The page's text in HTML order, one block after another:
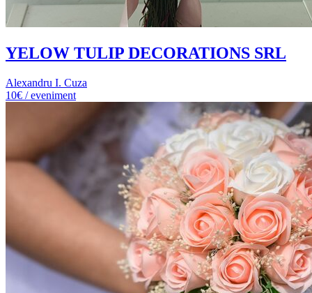
YELOW TULIP DECORATIONS SRL
Alexandru I. Cuza
10€ / eveniment